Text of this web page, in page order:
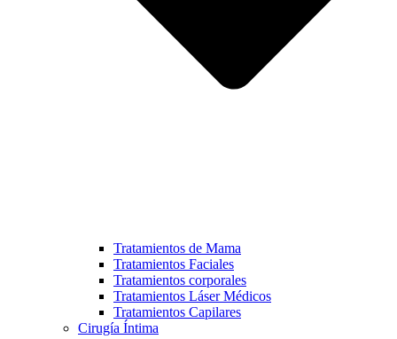
Tratamientos de Mama
Tratamientos Faciales
Tratamientos corporales
Tratamientos Láser Médicos
Tratamientos Capilares
Cirugía Íntima